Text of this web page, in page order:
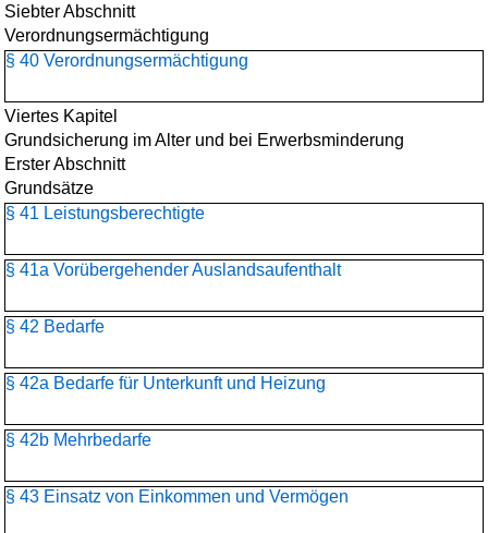
Siebter Abschnitt
Verordnungsermächtigung
§ 40 Verordnungsermächtigung
Viertes Kapitel
Grundsicherung im Alter und bei Erwerbsminderung
Erster Abschnitt
Grundsätze
§ 41 Leistungsberechtigte
§ 41a Vorübergehender Auslandsaufenthalt
§ 42 Bedarfe
§ 42a Bedarfe für Unterkunft und Heizung
§ 42b Mehrbedarfe
§ 43 Einsatz von Einkommen und Vermögen